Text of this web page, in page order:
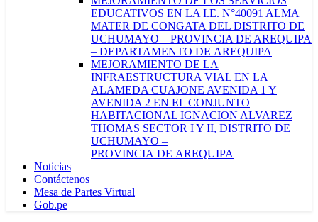
EDUCATIVOS EN LA I.E. N°40091 ALMA
MATER DE CONGATA DEL DISTRITO DE
UCHUMAYO – PROVINCIA DE AREQUIPA
– DEPARTAMENTO DE AREQUIPA
MEJORAMIENTO DE LA
INFRAESTRUCTURA VIAL EN LA
ALAMEDA CUAJONE AVENIDA 1 Y
AVENIDA 2 EN EL CONJUNTO
HABITACIONAL IGNACION ALVAREZ
THOMAS SECTOR I Y II, DISTRITO DE
UCHUMAYO –
PROVINCIA DE AREQUIPA
Noticias
Contáctenos
Mesa de Partes Virtual
Gob.pe